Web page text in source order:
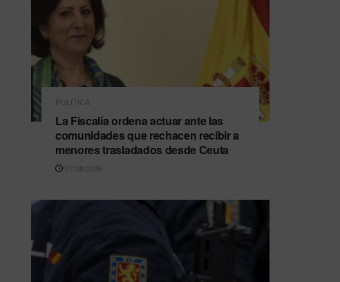
POLÍTICA
La Fiscalía ordena actuar ante las
comunidades que rechacen recibir a
menores trasladados desde Ceuta
07/08/2026